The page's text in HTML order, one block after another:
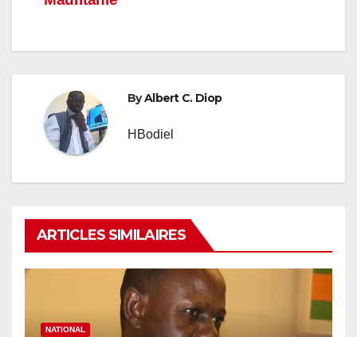
ByAlbert C. Diop
HBodiel
ARTICLES SIMILAIRES
NATIONAL